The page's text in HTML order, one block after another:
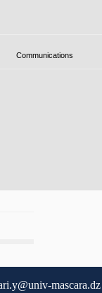
Communications
mascara.dz